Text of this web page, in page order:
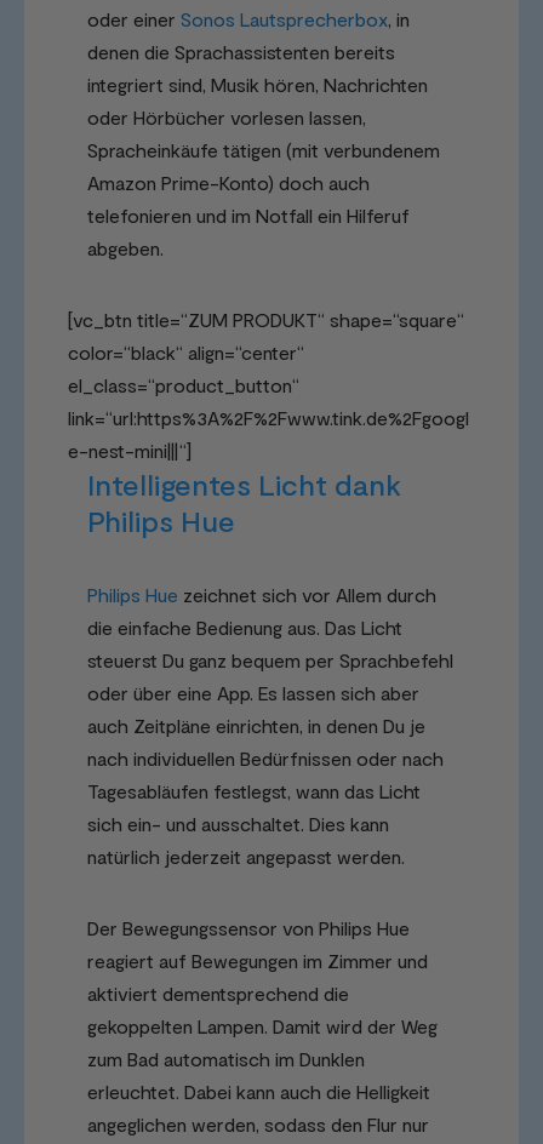
oder einer Sonos Lautsprecherbox, in
denen die Sprachassistenten bereits
integriert sind, Musik hören, Nachrichten
oder Hörbücher vorlesen lassen,
Spracheinkäufe tätigen (mit verbundenem
Amazon Prime-Konto) doch auch
telefonieren und im Notfall ein Hilferuf
abgeben.
[vc_btn title=“ZUM PRODUKT“ shape=“square“
color=“black“ align=“center“
el_class=“product_button“
link=“url:https%3A%2F%2Fwww.tink.de%2Fgoogl
e-nest-mini|||“]
Intelligentes Licht dank
Philips Hue
Philips Hue zeichnet sich vor Allem durch
die einfache Bedienung aus. Das Licht
steuerst Du ganz bequem per Sprachbefehl
oder über eine App. Es lassen sich aber
auch Zeitpläne einrichten, in denen Du je
nach individuellen Bedürfnissen oder nach
Tagesabläufen festlegst, wann das Licht
sich ein- und ausschaltet. Dies kann
natürlich jederzeit angepasst werden.
Der Bewegungssensor von Philips Hue
reagiert auf Bewegungen im Zimmer und
aktiviert dementsprechend die
gekoppelten Lampen. Damit wird der Weg
zum Bad automatisch im Dunklen
erleuchtet. Dabei kann auch die Helligkeit
angeglichen werden, sodass den Flur nur